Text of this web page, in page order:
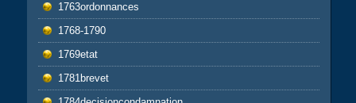
1763ordonnances
1768-1790
1769etat
1781brevet